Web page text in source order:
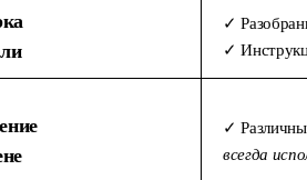
✓
✓
✓
всегда